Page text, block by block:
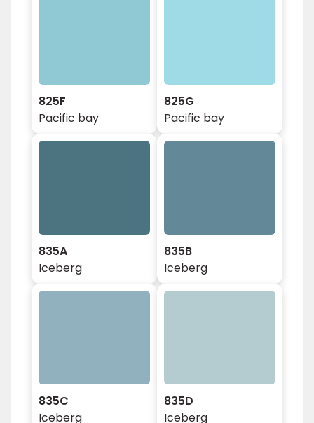
825F
Pacific bay
825G
Pacific bay
835A
Iceberg
835B
Iceberg
835C
Iceberg
835D
Iceberg